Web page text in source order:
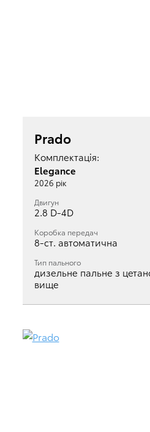
Prado
Комплектація:
Elegance
2026 рік
Двигун
2.8 D-4D
Коробка передач
8-ст. автоматична
Тип пального
дизельне пальне з
вище